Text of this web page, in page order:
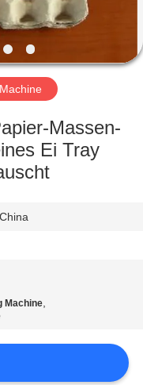
Massen-
Ei Tray
Machine,